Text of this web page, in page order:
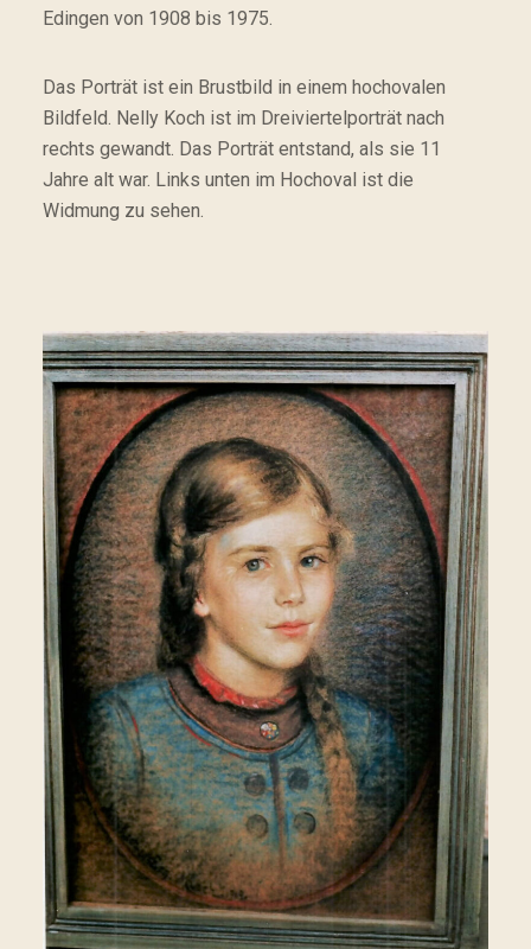
Edingen von 1908 bis 1975.
Das Porträt ist ein Brustbild in einem hochovalen
Bildfeld. Nelly Koch ist im Dreiviertelporträt nach
rechts gewandt. Das Porträt entstand, als sie 11
Jahre alt war. Links unten im Hochoval ist die
Widmung zu sehen.